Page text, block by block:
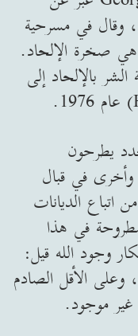
وقال في مسرحية
صخرة الإلحاد.
بالإلحاد إلى
يطرحون
وأخرى في قبال
اتباع الديانات
في هذا
وجود الله قيل:
وعلى الأقل الصادم
غير موجود.